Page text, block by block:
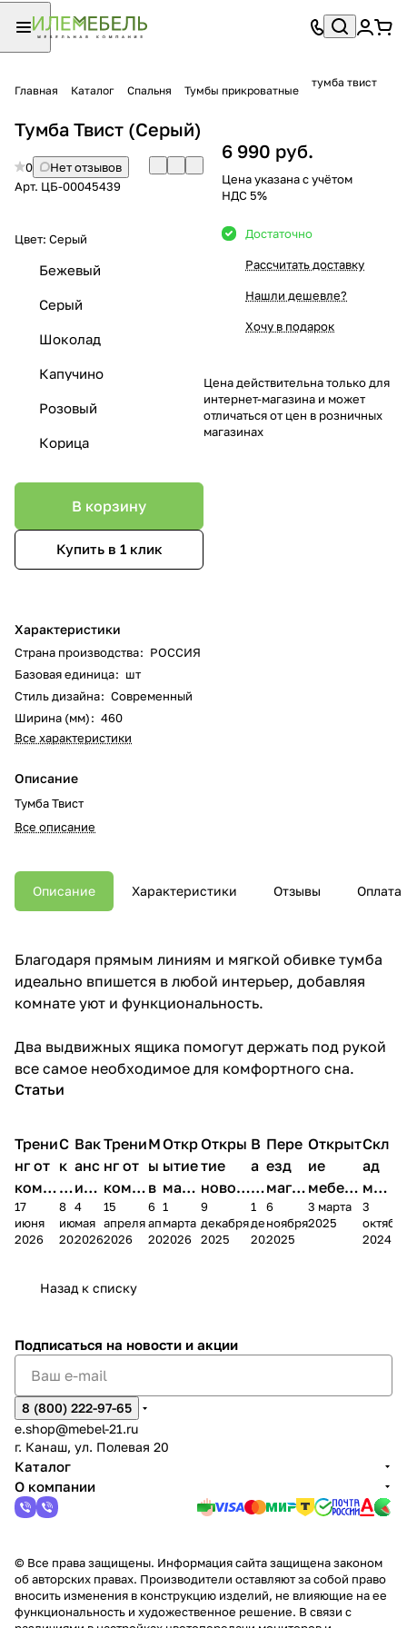
Главная Каталог Спальня Тумбы прикроватные
тумба твист
Тумба Твист (Серый)
0
Нет отзывов
Арт. ЦБ-00045439
Цвет: Серый
Бежевый
Серый
Шоколад
Капучино
Розовый
Корица
В корзину
Купить в 1 клик
Характеристики
Страна производства: РОССИЯ
Базовая единица: шт
Стиль дизайна: Современный
Ширина (мм): 460
Все характеристики
Описание
Тумба Твист
Все описание
6 990 руб.
Цена указана с учётом
НДС 5%
Достаточно
Рассчитать доставку
Нашли дешевле?
Хочу в подарок
Цена действительна только для
интернет-магазина и может
отличаться от цен в розничных
магазинах
Описание Характеристики Отзывы Оплата
Благодаря прямым линиям и мягкой обивке тумба
идеально впишется в любой интерьер, добавляя
комнате уют и функциональность.
Два выдвижных ящика помогут держать под рукой
все самое необходимое для комфортного сна.
Статьи
Трени
нг от
комп
ании
Мело
17
июня
2026
С
к
и
д
к
2
8
июня
2026
Вак
анс
ия в
Чеб
окс
4
мая
2026
Трени
нг от
комп
ании
Мело
15
апреля
2026
М
ы
в
М
А
6
апреля
2026
Откр
ытие
мага
зина
в
1
марта
2026
Откры
тие
новог
о
магаз
9
декабря
2025
В
а
к
а
н
1
декабря
2025
Пере
езд
магаз
ина в
г.
6
ноября
2025
Открыт
ие
мебель
ного
салона
3 марта
2025
Скл
ад
меб
ели
пер
3
2024
Назад к списку
Подписаться на новости и акции
8 (800) 222-97-65
e.shop@mebel-21.ru
г. Канаш, ул. Полевая 20
Каталог
О компании
© Все права защищены. Информация сайта защищена законом
об авторских правах. Производители оставляют за собой право
вносить изменения в конструкцию изделий, не влияющие на ее
функциональность и художественное решение. В связи с